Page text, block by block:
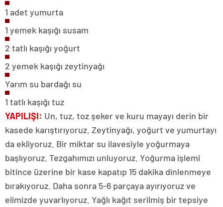
1 adet yumurta
1 yemek kaşığı susam
2 tatlı kaşığı yoğurt
2 yemek kaşığı zeytinyağı
Yarım su bardağı su
1 tatlı kaşığı tuz
YAPILIŞI: Un, tuz, toz şeker ve kuru mayayı derin bir
kasede karıştırıyoruz. Zeytinyağı, yoğurt ve yumurtayı
da ekliyoruz. Bir miktar su ilavesiyle yoğurmaya
başlıyoruz. Tezgahımızı unluyoruz. Yoğurma işlemi
bitince üzerine bir kase kapatıp 15 dakika dinlenmeye
bırakıyoruz. Daha sonra 5-6 parçaya ayırıyoruz ve
elimizde yuvarlıyoruz. Yağlı kağıt serilmiş bir tepsiye